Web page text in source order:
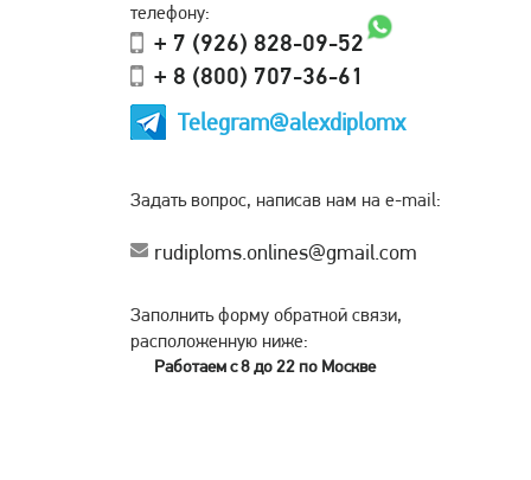
телефону:
+ 7 (926) 828-09-52
+ 8 (800) 707-36-61
Telegram@alexdiplomx
Задать вопрос, написав нам на e-mail:
rudiploms.onlines@gmail.com
Заполнить форму обратной связи,
расположенную ниже:
Работаем с 8 до 22 по Москве